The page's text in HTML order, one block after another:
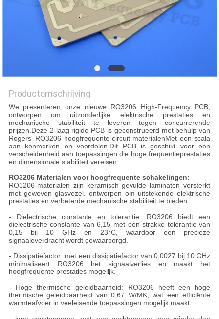
PRIVACYBELEID
Productomschrijving
We presenteren onze nieuwe RO3206 High-Frequency PCB,
ontworpen om uitzonderlijke elektrische prestaties en
mechanische stabiliteit te leveren tegen concurrerende
prijzen.Deze 2-laag rigide PCB is geconstrueerd met behulp van
Rogers' RO3206 hoogfrequente circuit materialenMet een scala
aan kenmerken en voordelen.Dit PCB is geschikt voor een
verscheidenheid aan toepassingen die hoge frequentieprestaties
en dimensionale stabiliteit vereisen..
RO3206 Materialen voor hoogfrequente schakelingen:
RO3206-materialen zijn keramisch gevulde laminaten versterkt
met geweven glasvezel, ontworpen om uitstekende elektrische
prestaties en verbeterde mechanische stabiliteit te bieden.
- Dielectrische constante en tolerantie: RO3206 biedt een
dielectrische constante van 6,15 met een strakke tolerantie van
0,15 bij 10 GHz en 23°C, waardoor een precieze
signaaloverdracht wordt gewaarborgd.
- Dissipatiefactor: met een dissipatiefactor van 0,0027 bij 10 GHz
minimaliseert RO3206 het signaalverlies en maakt het
hoogfrequente prestaties mogelijk.
- Hoge thermische geleidbaarheid: RO3206 heeft een hoge
thermische geleidbaarheid van 0,67 W/MK, wat een efficiënte
warmteafvoer in veeleisende toepassingen mogelijk maakt.